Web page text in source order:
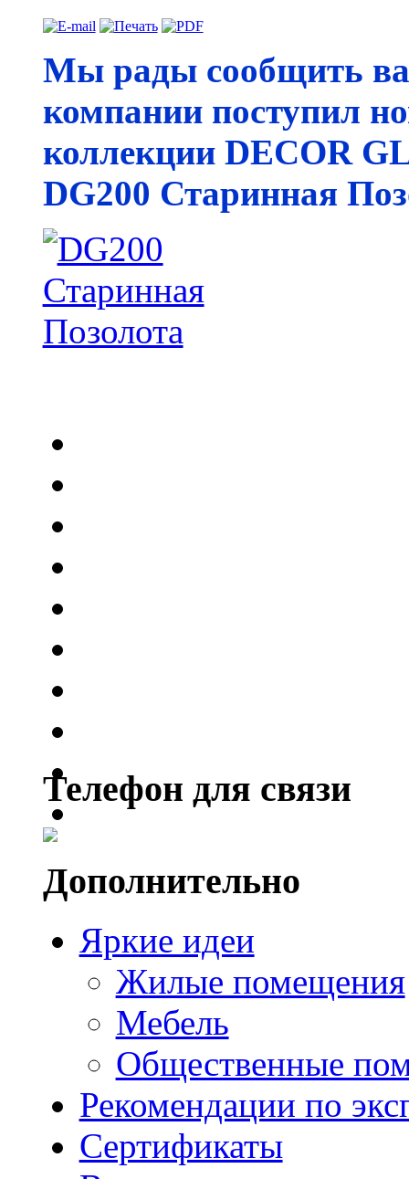
Мы рады сообщить
компании поступил
коллекции DECOR
DG200 Старинная
Телефон для связи
Дополнительно
Яркие идеи
Жилые помещения
Мебель
Общественные
Рекомендации по
Сертификаты